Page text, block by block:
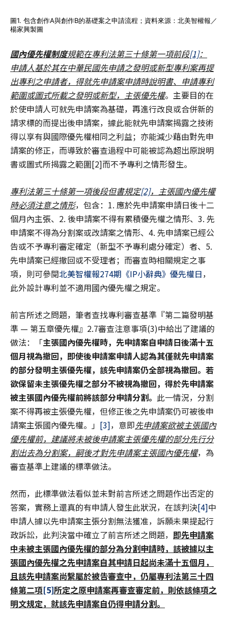
圖1. 包含創作A與創作B的基礎案之申請流程；資料來源：北美智權報／
楊家興製圖
國內優先權制度規範在專利法第三十條第一項前段[1]：
申請人基於其在中華民國先申請之發明或新型專利案再提
出專利之申請者，得就先申請案申請時說明書、申請專利
範圍或圖式所載之發明或新型，主張優先權。主要目的在
於使申請人可就先申請案為基礎，再進行改良或合併新的
請求標的而提出後申請案，據此能就先申請案揭露之技術
得以享有與國際優先權相同之利益；亦能減少藉由對先申
請案的修正，而導致於審查過程中可能被認為超出原說明
書或圖式所揭露之範圍[2]而不予專利之情形發生。
專利法第三十條第一項後段但書規定[2]，主張國內優先權
時必須注意之情形，包含：1. 應於先申請案申請日後十二
個月內主張、2. 後申請案不得有累積優先權之情形、3. 先
申請案不得為分割案或改請案之情形、4. 先申請案已經公
告或不予專利審定確定（新型不予專利處分確定）者、5.
先申請案已經撤回或不受理者；而審查時相關規定之事
項，則可參閱北美智權報274期《IP小辭典》優先權日，
此外設計專利並不適用國內優先權之規定。
前言所述之問題，筆者查找專利審查基準『第二篇發明基
準 — 第五章優先權』2.7審查注意事項(3)中給出了建議的
做法：「主張國內優先權時，先申請案自申請日後滿十五
個月視為撤回，即使後申請案申請人認為其僅就先申請案
的部分發明主張優先權，該先申請案仍全部視為撤回。若
欲保留未主張優先權之部分不被視為撤回，得於先申請案
被主張國內優先權前將該部分申請分割。 此一情況，分割
案不得再被主張優先權，但修正後之先申請案仍可被後申
請案主張國內優先權。」 [3]，意即先申請案欲被主張國內
優先權前，建議將未被後申請案主張優先權的部分先行分
割出去為分割案，嗣後才對先申請案主張國內優先權，為
審查基準上建議的標準做法。
然而，此標準做法看似並未對前言所述之問題作出否定的
答案，實務上還真的有申請人發生此狀況，在該判決[4]中
申請人據以先申請案主張分割無法獲准，訴願未果提起行
政訴訟，此判決當中確立了前言所述之問題， 即先申請案
中未被主張國內優先權的部分為分割申請時，該被據以主
張國內優先權之先申請案自其申請日起尚未滿十五個月，
且該先申請案尚繫屬於被告審查中，仍屬專利法第三十四
條第二項[5]所定之原申請案再審查審定前，則依該條項之
明文規定，就該先申請案自仍得申請分割。